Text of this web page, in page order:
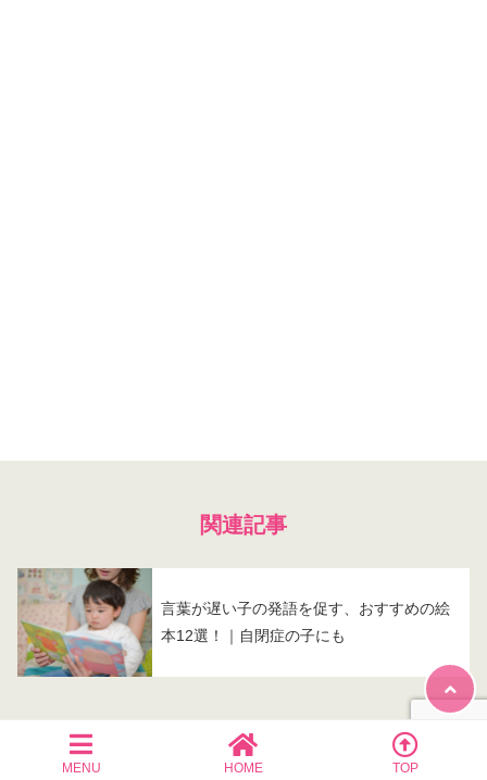
関連記事
言葉が遅い子の発語を促す、おすすめの絵
本12選！｜自閉症の子にも
MENU HOME TOP